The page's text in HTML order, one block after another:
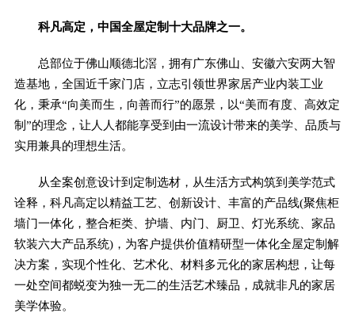
科凡高定，中国全屋定制十大品牌之一。
总部位于佛山顺德北滘，拥有广东佛山、安徽六安两大智
造基地，全国近千家门店，立志引领世界家居产业内装工业
化，秉承“向美而生，向善而行”的愿景，以“美而有度、高效定
制”的理念，让人人都能享受到由一流设计带来的美学、品质与
实用兼具的理想生活。
从全案创意设计到定制选材，从生活方式构筑到美学范式
诠释，科凡高定以精益工艺、创新设计、丰富的产品线(聚焦柜
墙门一体化，整合柜类、护墙、内门、厨卫、灯光系统、家品
软装六大产品系统)，为客户提供价值精研型一体化全屋定制解
决方案，实现个性化、艺术化、材料多元化的家居构想，让每
一处空间都蜕变为独一无二的生活艺术臻品，成就非凡的家居
美学体验。